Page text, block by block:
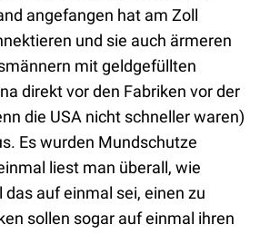
angefangen hat am Zoll
und sie auch ärmeren
mit geldgefüllten
direkt vor den Fabriken vor der
die USA nicht schneller waren)
Es wurden Mundschutze
liest man überall, wie
auf einmal sei, einen zu
sollen sogar auf einmal ihren